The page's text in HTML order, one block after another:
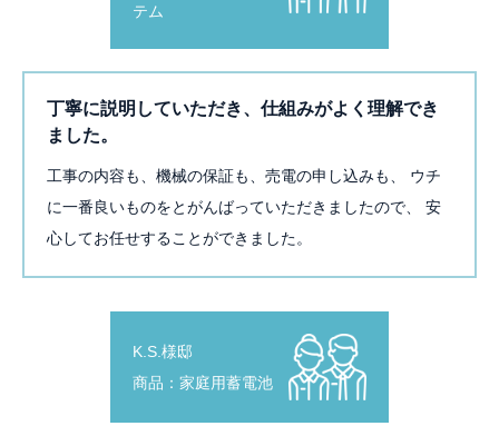
丁寧に説明していただき、仕組みがよく理解でき
ました。
工事の内容も、機械の保証も、売電の申し込みも、 ウチ
に一番良いものをとがんばっていただきましたので、 安
心してお任せすることができました。
テム
K.S.様邸
商品：家庭用蓄電池